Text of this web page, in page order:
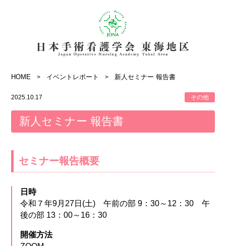
HOME イベントレポート 新人セミナー 報告書
2025.10.17 その他
新人セミナー 報告書
セミナー報告概要
日時
令和７年9月27日(土) 午前の部 9：30～12：30 午
後の部 13：00～16：30
開催方法